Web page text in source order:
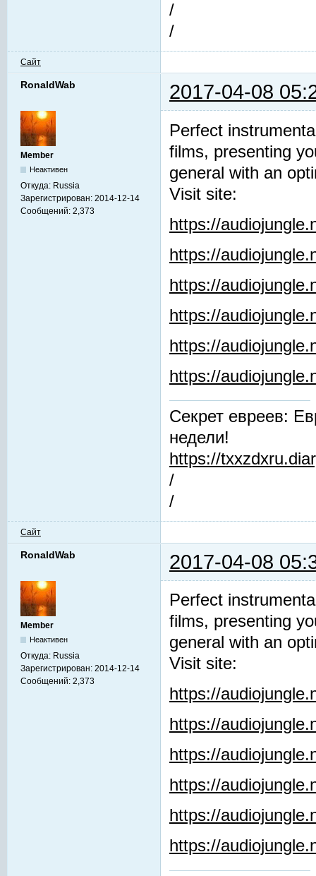
/
/
Сайт
RonaldWab 2017-04-08
Member
Неактивен
Откуда: Russia
Зарегистрирован: 2014-12-14
Сообщений: 2,373
Perfect
films, presenting
general with an
Visit site:
https://
https://
https://
https://
https://
https://
Секрет евреев:
недели!
https://
/
/
Сайт
RonaldWab 2017-04-08
Member
Неактивен
Откуда: Russia
Зарегистрирован: 2014-12-14
Сообщений: 2,373
Perfect
films, presenting
general with an
Visit site:
https://
https://
https://
https://
https://
https://